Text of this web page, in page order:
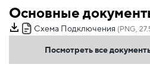
Основные
Схема Подключения (PNG,
Посмотреть все